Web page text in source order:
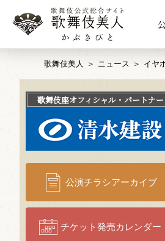
歌舞伎美人 ニュース イヤ
歌舞伎座オフィシャル・パートナー
公演チラシアーカイブ
チケット発売カレンダー